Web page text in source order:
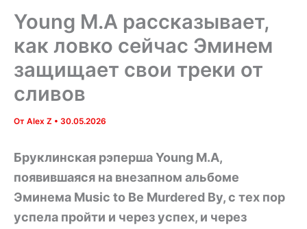
Young M.A рассказывает,
как ловко сейчас Эминем
защищает свои треки от
сливов
От Alex Z • 30.05.2026
Бруклинская рэперша Young M.A,
появившаяся на внезапном альбоме
Эминема Music to Be Murdered By, с тех пор
успела пройти и через успех, и через